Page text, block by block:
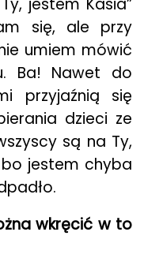
jestem Kasia”
się, ale przy
umiem mówić
Ba! Nawet do
przyjaźnią się
dzieci ze
są na Ty,
jestem chyba
wkręcić w to